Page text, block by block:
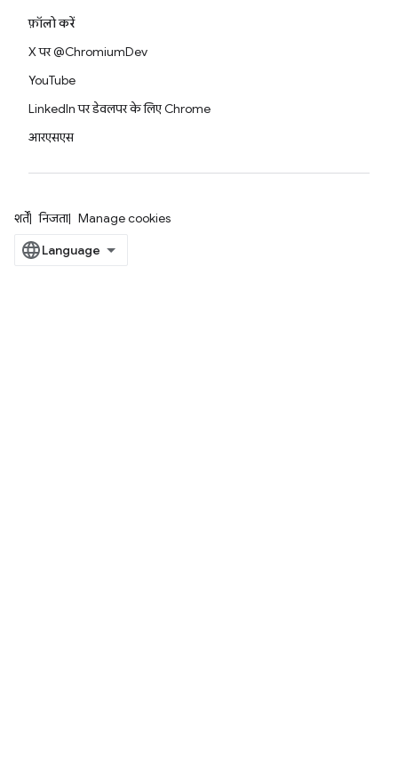
फ़ॉलो करें
X पर @ChromiumDev
YouTube
LinkedIn पर डेवलपर के लिए Chrome
आरएसएस
शर्तें निजता Manage cookies